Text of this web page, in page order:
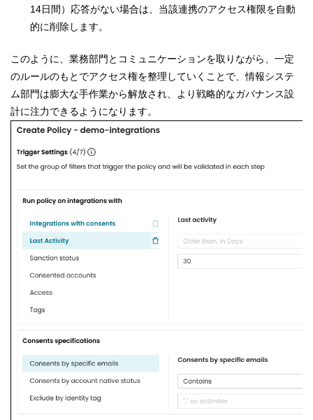
14日間）応答がない場合は、当該連携のアクセス権限を自動
的に削除します。
このように、業務部門とコミュニケーションを取りながら、一定
のルールのもとでアクセス権を整理していくことで、情報システ
ム部門は膨大な手作業から解放され、より戦略的なガバナンス設
計に注力できるようになります。